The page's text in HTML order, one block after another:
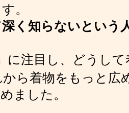
。
く知らないという
」に注目し、どうし
ら着物をもっと広
ました。